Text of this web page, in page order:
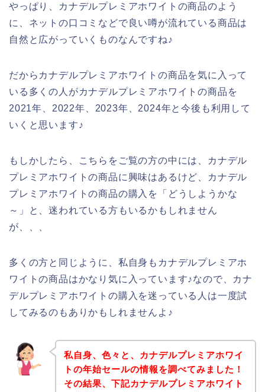
やっぱり、カナデルプレミアホワイトの商品のよう
に、ネットの口コミなどで良い噂が流れている商品は
自然と広がっていくものなんですね♪
だからカナデルプレミアホワイトの商品を気に入って
いる多くの人がカナデルプレミアホワイトの商品を
2021年、2022年、2023年、2024年と今後も利用して
いくと思います♪
もしかしたら、こちらをご覧の方の中には、カナデル
プレミアホワイトの商品に興味はあるけど、カナデル
プレミアホワイトの商品の購入を「どうしようかな
～」と、迷われている方もいるかもしれません
が、、、
多くの方と同じように、私自身もカナデルプレミアホ
ワイトの商品はかなり気に入っています♪なので、カナ
デルプレミアホワイトの購入を迷っている人は一度試
してみるのもありかもしれませんよ♪
私自身、色々と、カナデルプレミアホワイ
トの年始セールの情報を調べてみました！
その結果、下記カナデルプレミアホワイト